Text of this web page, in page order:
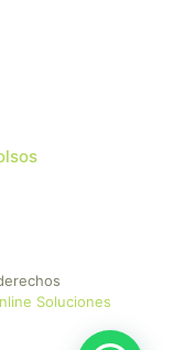
Soluciones